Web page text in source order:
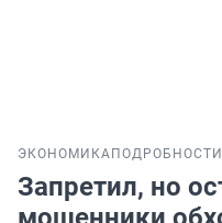
ЭКОНОМИКА ПОДРОБНОСТИ
Запретил, но